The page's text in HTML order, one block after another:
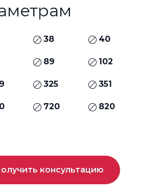
38 40
89 102
325 351
720 820
консультацию